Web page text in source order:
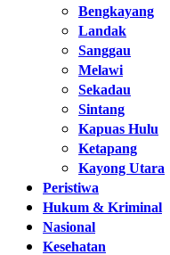
Bengkayang
Landak
Sanggau
Melawi
Sekadau
Sintang
Kapuas Hulu
Ketapang
Kayong Utara
Peristiwa
Hukum & Kriminal
Nasional
Kesehatan